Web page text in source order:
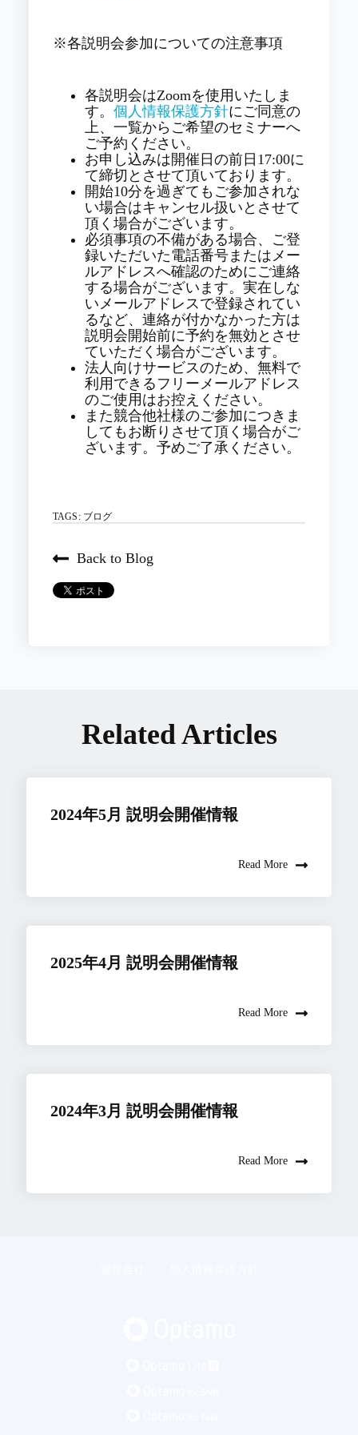
※各説明会参加についての注意事項
各説明会はZoomを使用いたしま
す。 個人情報保護方針にご同意の
上、一覧からご希望のセミナーへ
ご予約ください。
お申し込みは開催日の前日17:00に
て締切とさせて頂いております。
開始10分を過ぎてもご参加されな
い場合はキャンセル扱いとさせて
頂く場合がございます。
必須事項の不備がある場合、ご登
録いただいた電話番号またはメー
ルアドレスへ確認のためにご連絡
する場合がございます。実在しな
いメールアドレスで登録されてい
るなど、連絡が付かなかった方は
説明会開始前に予約を無効とさせ
ていただく場合がございます。
法人向けサービスのため、無料で
利用できるフリーメールアドレス
のご使用はお控えください。
また競合他社様のご参加につきま
してもお断りさせて頂く場合がご
ざいます。予めご了承ください。
TAGS: ブログ
Back to Blog
Related Articles
2024年5月 説明会開催情報
Read More
2025年4月 説明会開催情報
Read More
2024年3月 説明会開催情報
Read More